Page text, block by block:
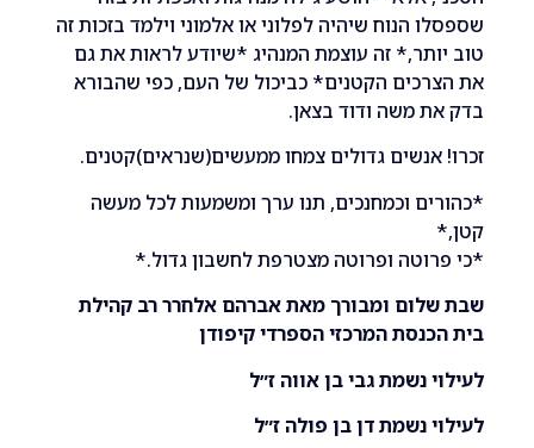
הנוח שיהיה לפלוני או אלמוני וילמד בזכות זה
זה עוצמת המנהיג *שיודע לראות את גם
הקטנים* כביכול של העם, כפי שהבורא
משה ודוד בצאן.
גדולים צמחו ממעשים(שנראים)קטנים.
וכמחנכים, תנו ערך ומשמעות לכל מעשה
ופרוטה מצטרפת לחשבון גדול.*
ומבורך מאת אברהם אלחרר רב קהילת
המרכזי הספרדי קיפודן
נשמת גבי בן אווה ז״ל
נשמת דן בן פולה ז״ל